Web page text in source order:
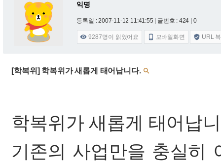
익명
등록일 : 2007-11-12 11:41:55 | 글번호 : 424 | 0
 9287명이 읽었어요  모바일화면  URL
[학복위] 학복위가 새롭게 태어납니다. 
학복위가 새롭게 태어납
기존의 사업만을 충실히